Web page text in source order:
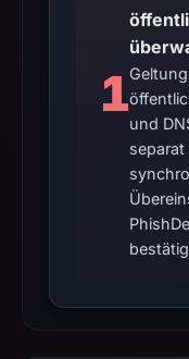
1
und